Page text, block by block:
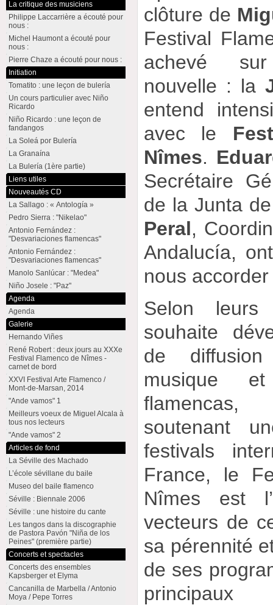
clôture de
Festival
achevé
nouvelle : la
entend
avec le
Nîmes.
Secrétaire
de la Junta
Peral,
Andalucía,
nous
Selon
souhaite
de
musique
soutenant
festivals
France, le
Nîmes est
vecteurs de
sa pérennité
de ses
La critique des musiciens
Philippe Laccarrière a écouté pour
nous :
Michel Haumont a écouté pour
nous :
Pierre Chaze a écouté pour nous :
Initiation
Tomatito : une leçon de bulería
Un cours particulier avec Niño
Ricardo
Niño Ricardo : une leçon de
fandangos
La Soleá por Bulería
La Granaína
La Bulería (1ère partie)
Liens utiles
Nouveautés CD
La Sallago : « Antología »
Pedro Sierra : "Nikelao"
Antonio Fernández :
"Desvariaciones flamencas"
Antonio Fernández :
"Desvariaciones flamencas"
Manolo Sanlúcar : "Medea"
Niño Josele : "Paz"
Agenda
Agenda
Galerie
Hernando Viñes
René Robert : deux jours au XXXe
Festival Flamenco de Nîmes -
carnet de bord
XXVI Festival Arte Flamenco /
Mont-de-Marsan, 2014
"Ande vamos" 1
Meilleurs voeux de Miguel Alcala à
tous nos lecteurs
"Ande vamos" 2
Articles de fond
La Séville des Machado
L’école sévillane du baile
Museo del baile flamenco
Séville : Biennale 2006
Séville : une histoire du cante
Les tangos dans la discographie
de Pastora Pavón "Niña de los
Peines" (première partie)
Concerts et spectacles
Concerts des ensembles
Kapsberger et Elyma
Cancanilla de Marbella / Antonio
Moya / Pepe Torres